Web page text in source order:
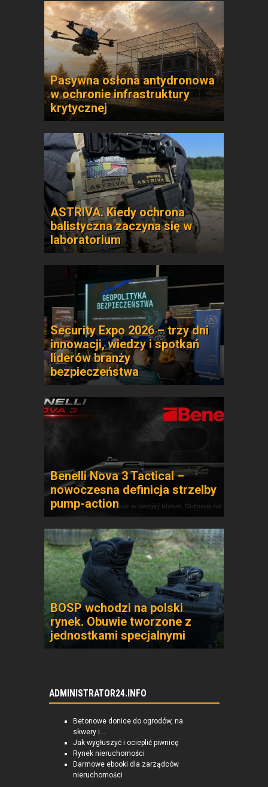
Pasywna osłona antydronowa
w ochronie infrastruktury
krytycznej
ASTRIVA. Kiedy ochrona
balistyczna zaczyna się w
laboratorium
Security Expo 2026 – trzy dni
innowacji, wiedzy i spotkań
liderów branży
bezpieczeństwa
Benelli Nova 3 Tactical –
nowoczesna definicja strzelby
pump-action
BOSP wchodzi na polski
rynek. Obuwie tworzone z
jednostkami specjalnymi
ADMINISTRATOR24.INFO
Betonowe donice do ogrodów, na
skwery i...
Jak wygłuszyć i ocieplić piwnicę
Rynek nieruchomości
Darmowe ebooki dla zarządców
nieruchomości